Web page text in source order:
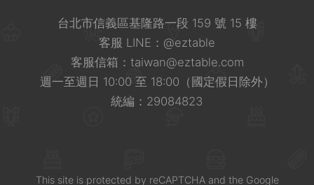
台北市信義區基隆路一段 159 號 15 樓
客服 LINE： @eztable
客服信箱： taiwan@eztable.com
週一至週日 10:00 至 18:00（國定假日除外）
統編：29084823
This site is protected by reCAPTCHA and the Google